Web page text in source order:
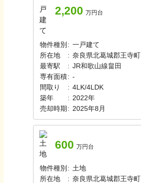
2,200 万円台
物件種別 : 一戸建て
所在地
: 奈良県北葛城郡王寺町
最寄駅
: JR和歌山線畠田
専有面積: -
間取り
: 4LK/4LDK
築年
: 2022年
売却時期 : 2025年8月
600 万円台
物件種別 : 土地
所在地
: 奈良県北葛城郡王寺町